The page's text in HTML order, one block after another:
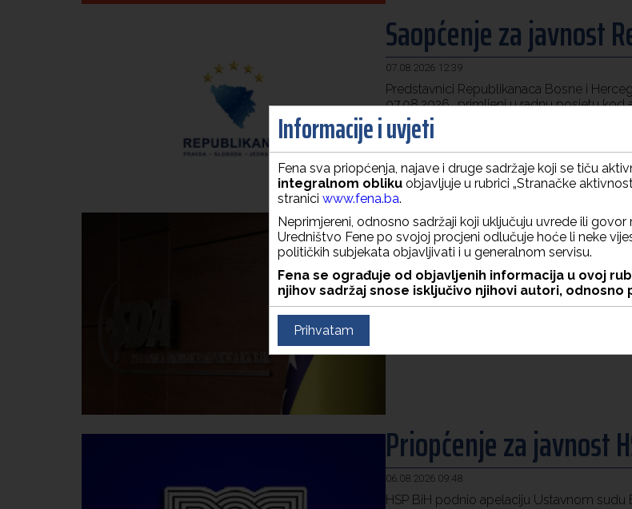
Informacije i uvjeti
Fena sva priopćenja, najave i druge sadržaje koji se tiču
integralnom obliku objavljuje u rubrici „Stranačke
stranici www.fena.ba.
Neprimjereni, odnosno sadržaji koji uključuju uvrede ili govor
Uredništvo Fene po svojoj procjeni odlučuje hoće li neke
političkih subjekata objavljivati i u generalnom servisu.
Fena se ograđuje od objavljenih informacija u ovoj
njihov sadržaj snose isključivo njihovi autori, odnosno
Prihvatam
Saopćenje za javnost
07.08.2026 12:39
Predstavnici Republikanaca Bosne i
07.08.2026., primljeni u radnu posjetu
Hercegovini, njegove ekselencije gosp.
(više)
Saopćenje za javnost
06.08.2026 12:35
SDA: Požari ponovo haraju, vlast novac
Priopćenje za javnost
06.08.2026 09:48
HSP BiH podnio apelaciju Ustavnom sudu